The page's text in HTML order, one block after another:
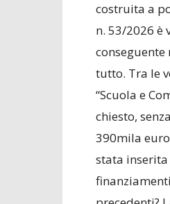
costruita a
n. 53/2026 è
tutto. Tra le
“Scuola e
chiesto,
390mila
stata